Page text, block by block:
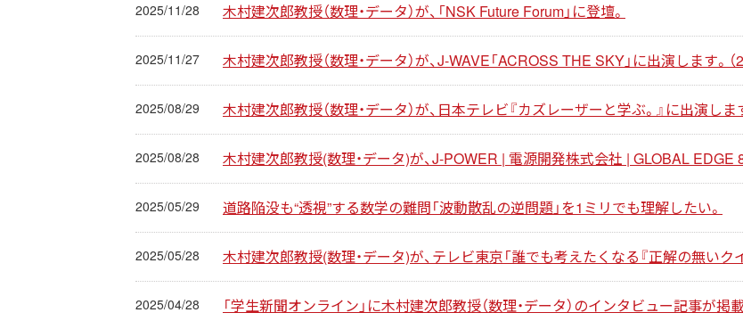
2025/11/28 木村建次郎教授（数理・データ）が、「NSK Future Forum」に登壇。
2025/11/27 木村建次郎教授（数理・データ）が、J-WAVE「ACROSS THE SKY」に出演します。
2025/08/29 木村建次郎教授（数理・データ）が、日本テレビ『カズレーザーと学ぶ。』に出演しま
2025/08/28 木村建次郎教授(数理・データ)が、J-POWER | 電源開発株式会社 | GLOBAL EDGE
2025/05/29 道路陥没も“透視”する数学の難問「波動散乱の逆問題」を1ミリでも理解したい。
2025/05/28 木村建次郎教授(数理・データ)が、テレビ東京「誰でも考えたくなる『正解の無いク
2025/04/28 「学生新聞オンライン」に木村建次郎教授（数理・データ）のインタビュー記事が掲